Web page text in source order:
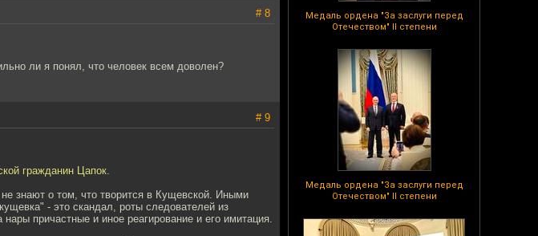
Медаль ордена "За заслуги перед
Отечеством" II степени
Медаль ордена "За заслуги перед
Отечеством" II степени
# 8
ли я понял, что человек всем доволен?
# 9
гражданин Цапок.
знают о том, что творится в Кущевской. Иными
- это скандал, роты следователей из
причастные и иное реагирование и его имитация.